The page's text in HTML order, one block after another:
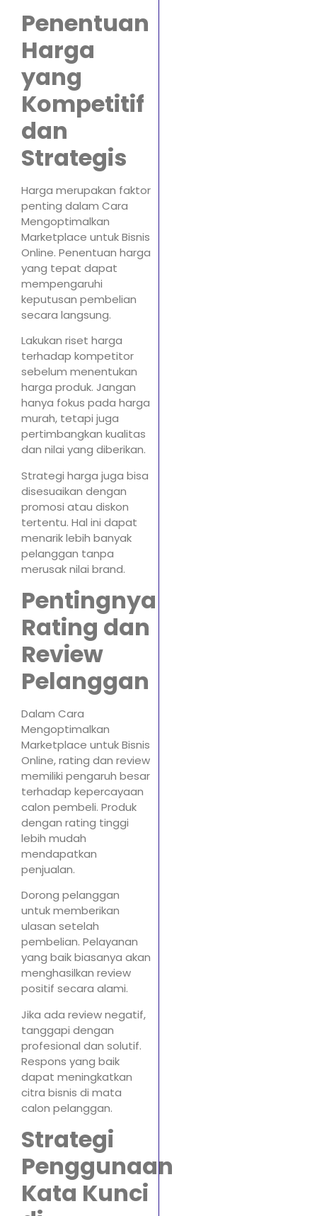
Penentuan
Harga
yang
Kompetitif
dan
Strategis
Harga merupakan faktor
penting dalam Cara
Mengoptimalkan
Marketplace untuk Bisnis
Online. Penentuan harga
yang tepat dapat
mempengaruhi
keputusan pembelian
secara langsung.
Lakukan riset harga
terhadap kompetitor
sebelum menentukan
harga produk. Jangan
hanya fokus pada harga
murah, tetapi juga
pertimbangkan kualitas
dan nilai yang diberikan.
Strategi harga juga bisa
disesuaikan dengan
promosi atau diskon
tertentu. Hal ini dapat
menarik lebih banyak
pelanggan tanpa
merusak nilai brand.
Pentingnya
Rating dan
Review
Pelanggan
Dalam Cara
Mengoptimalkan
Marketplace untuk Bisnis
Online, rating dan review
memiliki pengaruh besar
terhadap kepercayaan
calon pembeli. Produk
dengan rating tinggi
lebih mudah
mendapatkan
penjualan.
Dorong pelanggan
untuk memberikan
ulasan setelah
pembelian. Pelayanan
yang baik biasanya akan
menghasilkan review
positif secara alami.
Jika ada review negatif,
tanggapi dengan
profesional dan solutif.
Respons yang baik
dapat meningkatkan
citra bisnis di mata
calon pelanggan.
Strategi
Penggunaan
Kata Kunci